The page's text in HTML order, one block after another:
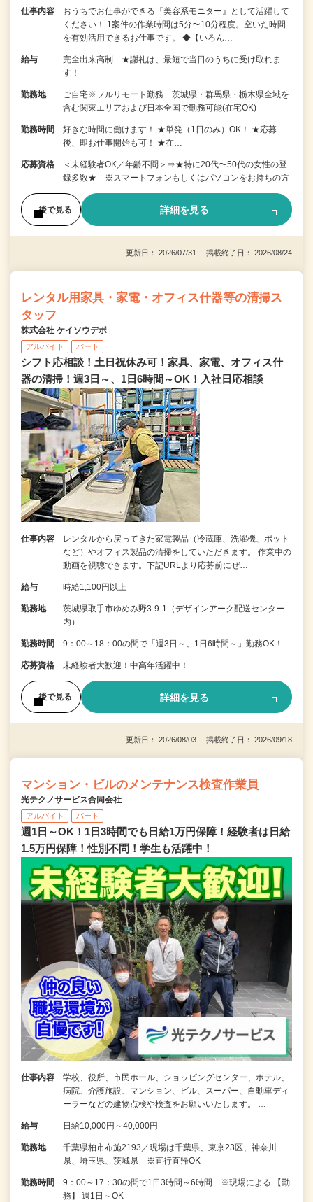
仕事内容
おうちでお仕事ができる『美容系モニター』として活躍して
ください！ 1案件の作業時間は5分〜10分程度。空いた時間
を有効活用できるお仕事です。 ◆【いろん…
給与
完全出来高制 ★謝礼は、最短で当日のうちに受け取れま
す！
勤務地
ご自宅※フルリモート勤務 茨城県・群馬県・栃木県全域を
含む関東エリアおよび日本全国で勤務可能(在宅OK)
勤務時間
好きな時間に働けます！ ★単発（1日のみ）OK！ ★応募
後、即お仕事開始も可！ ★在…
応募資格
＜未経験者OK／年齢不問＞⇒★特に20代〜50代の女性の登
録多数★ ※スマートフォンもしくはパソコンをお持ちの方
後で見る 詳細を見る
更新日： 2026/07/31 掲載終了日： 2026/08/24
レンタル用家具・家電・オフィス什器等の清掃ス
タッフ
株式会社 ケイソウデポ
アルバイト パート
シフト応相談！土日祝休み可！家具、家電、オフィス什
器の清掃！週3日～、1日6時間～OK！入社日応相談
仕事内容
レンタルから戻ってきた家電製品（冷蔵庫、洗濯機、ポット
など）やオフィス製品の清掃をしていただきます。 作業中の
動画を視聴できます。下記URLより応募前にぜ…
給与 時給1,100円以上
勤務地
茨城県取手市ゆめみ野3-9-1（デザインアーク配送センター
内）
勤務時間 9：00～18：00の間で「週3日～、1日6時間～」勤務OK！
応募資格 未経験者大歓迎！中高年活躍中！
後で見る 詳細を見る
更新日： 2026/08/03 掲載終了日： 2026/09/18
マンション・ビルのメンテナンス検査作業員
光テクノサービス合同会社
アルバイト パート
週1日～OK！1日3時間でも日給1万円保障！経験者は日給
1.5万円保障！性別不問！学生も活躍中！
仕事内容
学校、役所、市民ホール、ショッピングセンター、ホテル、
病院、介護施設、マンション、ビル、スーパー、自動車ディ
ーラーなどの建物点検や検査をお願いいたします。 …
給与 日給10,000円～40,000円
勤務地
千葉県柏市布施2193／現場は千葉県、東京23区、神奈川
県、埼玉県、茨城県 ※直行直帰OK
勤務時間
9：00～17：30の間で1日3時間～6時間 ※現場による 【勤
務】 週1日～OK